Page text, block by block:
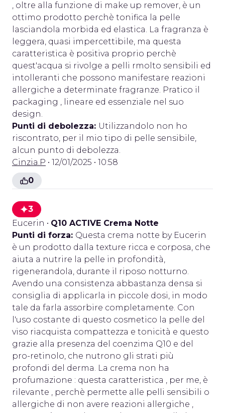
, oltre alla funzione di make up remover, è un
ottimo prodotto perchè tonifica la pelle
lasciandola morbida ed elastica. La fragranza è
leggera, quasi impercettibile, ma questa
caratteristica è positiva proprio perchè
quest'acqua si rivolge a pelli rmolto sensibili ed
intolleranti che possono manifestare reazioni
allergiche a determinate fragranze. Pratico il
packaging , lineare ed essenziale nel suo
design.
Punti di debolezza: Utilizzandolo non ho
riscontrato, per il mio tipo di pelle sensibile,
alcun punto di debolezza.
Cinzia.P • 12/01/2025 • 10:58
0
3
Eucerin • Q10 ACTIVE Crema Notte
Punti di forza: Questa crema notte by Eucerin
è un prodotto dalla texture ricca e corposa, che
aiuta a nutrire la pelle in profondità,
rigenerandola, durante il riposo notturno.
Avendo una consistenza abbastanza densa si
consiglia di applicarla in piccole dosi, in modo
tale da farla assorbire completamente. Con
l'uso costante di questo cosmetico la pelle del
viso riacquista compattezza e tonicità e questo
grazie alla presenza del coenzima Q10 e del
pro-retinolo, che nutrono gli strati più
profondi del derma. La crema non ha
profumazione : questa caratteristica , per me, è
rilevante , perchè permette alle pelli sensibili o
allergiche di non avere reazioni allergiche ,